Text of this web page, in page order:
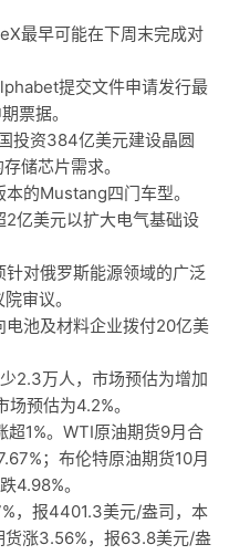
最早可能在下周末完成对
提交文件申请发行最
票据。
投资384亿美元建设晶圆
储芯片需求。
的Mustang四门车型。
2亿美元以扩大电气基础设
对俄罗斯能源领域的广泛
审议。
电池及材料企业拨付20亿美
2.3万人，市场预估为增加
预估为4.2%。
1%。WTI原油期货9月合
；布伦特原油期货10月
4.98%。
，报4401.3美元/盎司，本
货涨3.56%，报63.8美元/盎